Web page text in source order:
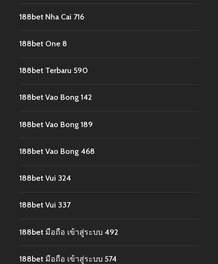
188bet Nha Cai 716
188bet One 8
188bet Terbaru 590
188bet Vao Bong 142
188bet Vao Bong 189
188bet Vao Bong 468
188bet Vui 324
188bet Vui 337
188bet มือถือ เข้าสู่ระบบ 492
188bet มือถือ เข้าสู่ระบบ 574